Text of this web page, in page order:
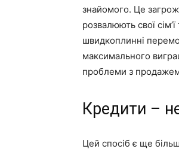
знайомого. Це
розвалюють свої
швидкоплинні
максимального
проблеми з
Кредити –
Цей спосіб є ще